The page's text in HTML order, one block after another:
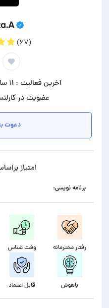
(۶۷)
آخرین فعالیت : ۱۱ ساعت و ۴۲ دقیقه پیش
عضویت در کارلنسر : از
دعوت
امتیاز
برنامه نویسی:
رفتار محترمانه وقت شناس
باهوش قابل اعتماد